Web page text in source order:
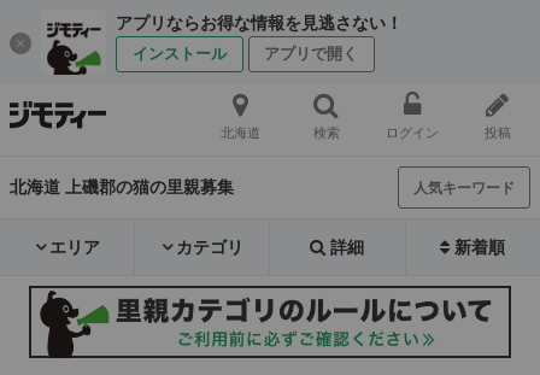
アプリならお得な情報を見逃さない！
インストール アプリで開く
北海道 検索 ログイン 投稿
北海道 上磯郡の猫の里親募集 人気キーワード
エリア カテゴリ 詳細 新着順